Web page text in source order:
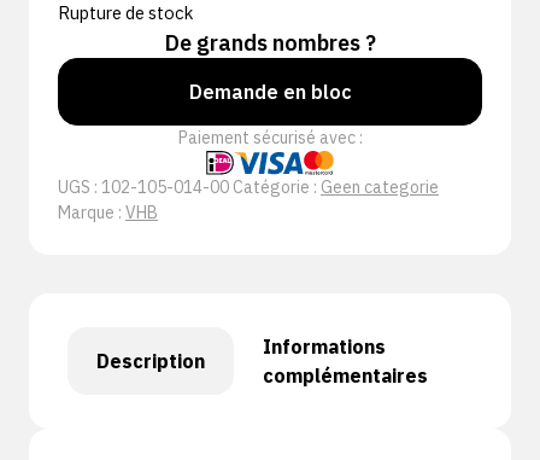
Rupture de stock
De grands nombres ?
Demande en bloc
Paiement sécurisé avec :
UGS : 102-105-014-00 Catégorie : Geen categorie
Marque : VHB
Description
Informations
complémentaires